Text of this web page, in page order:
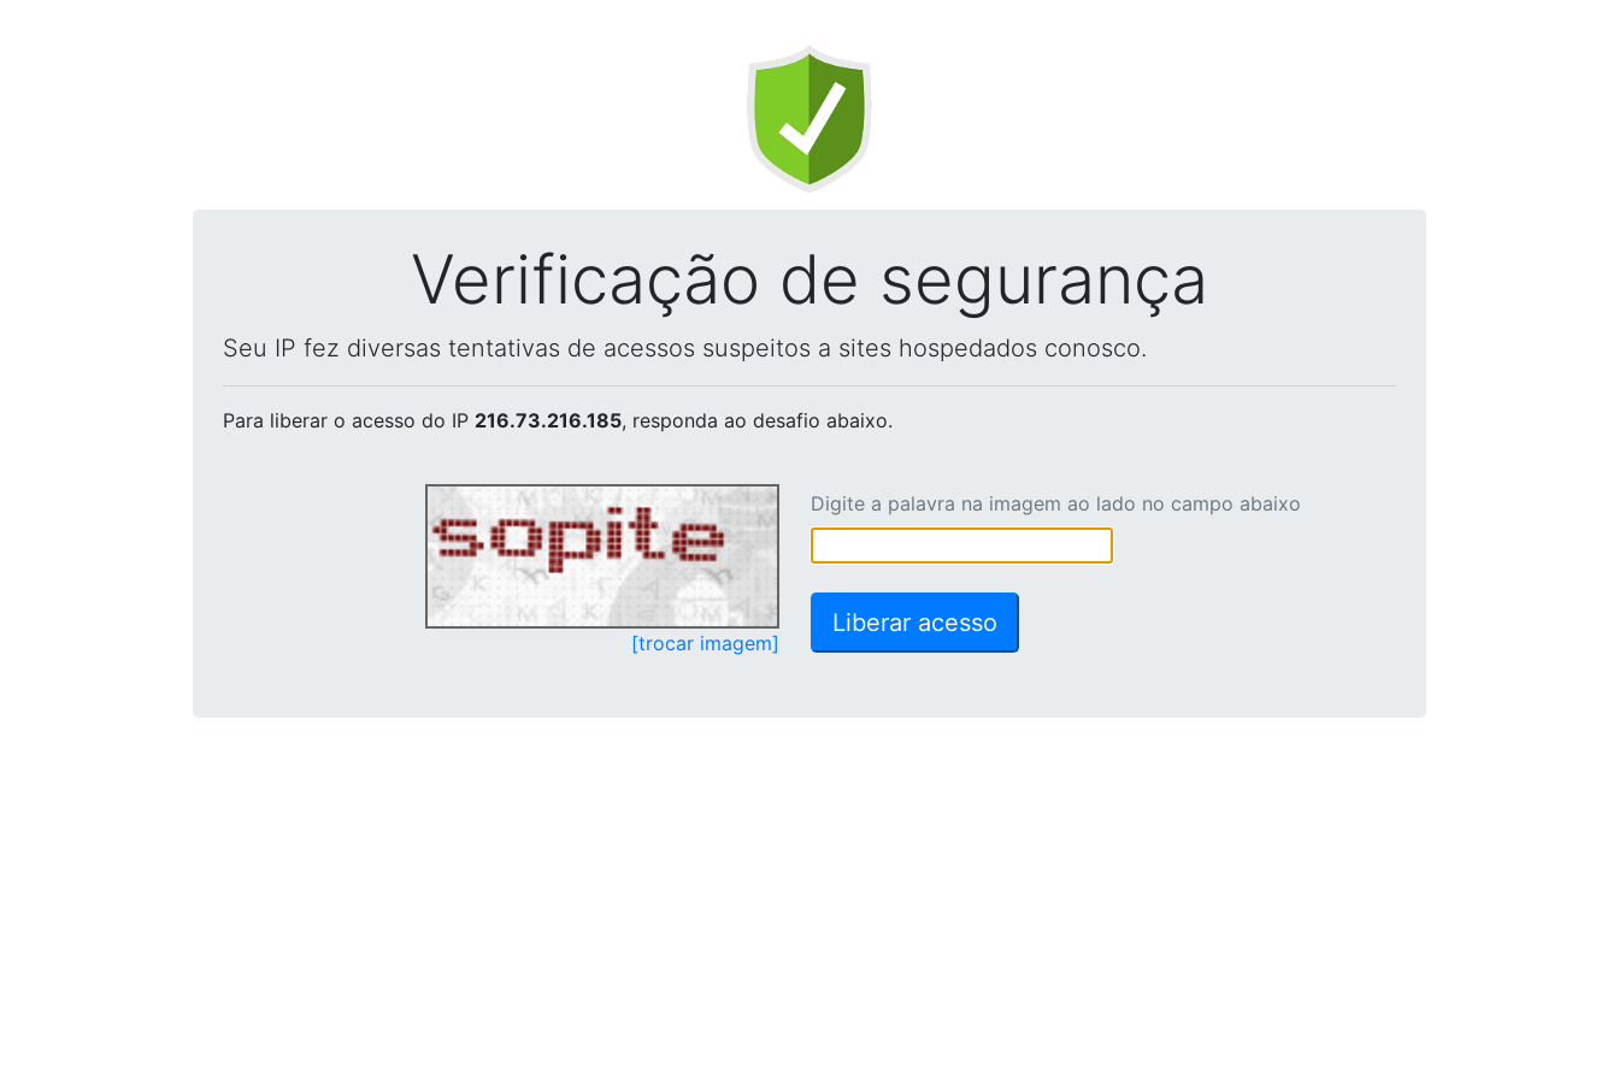
Verificação de segurança
Seu IP fez diversas tentativas de acessos suspeitos a sites hospedados conosco.
Para liberar o acesso do IP 216.73.216.185, responda ao desafio abaixo.
[trocar imagem]
Digite a palavra na imagem ao lado no campo abaixo